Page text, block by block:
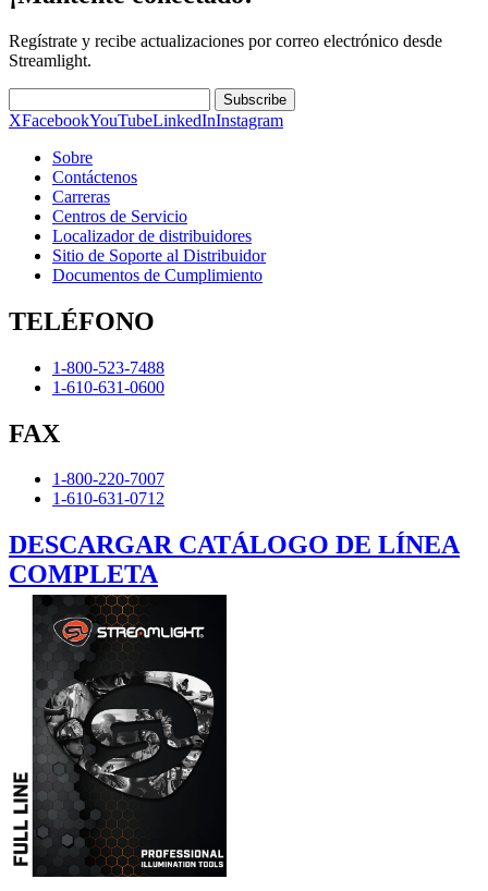
Regístrate y recibe actualizaciones por correo electrónico desde
Streamlight.
Subscribe
XFacebookYouTubeLinkedInInstagram
Sobre
Contáctenos
Carreras
Centros de Servicio
Localizador de distribuidores
Sitio de Soporte al Distribuidor
Documentos de Cumplimiento
TELÉFONO
1-800-523-7488
1-610-631-0600
FAX
1-800-220-7007
1-610-631-0712
DESCARGAR CATÁLOGO DE LÍNEA
COMPLETA